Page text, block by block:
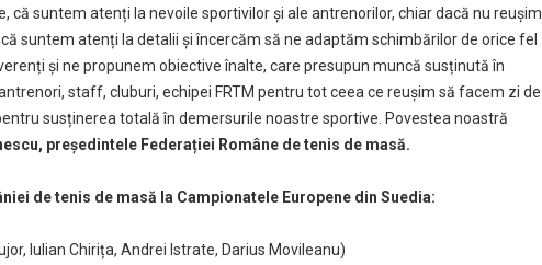
că suntem atenți la nevoile sportivilor și ale antrenorilor, chiar dacă nu reușim
suntem atenți la detalii și încercăm să ne adaptăm schimbărilor de orice fel
și ne propunem obiective înalte, care presupun muncă susținută în
staff, cluburi, echipei FRTM pentru tot ceea ce reușim să facem zi de
susținerea totală în demersurile noastre sportive. Povestea noastră
președintele Federației Române de tenis de masă.
de tenis de masă la Campionatele Europene din Suedia:
Iulian Chirița, Andrei Istrate, Darius Movileanu)